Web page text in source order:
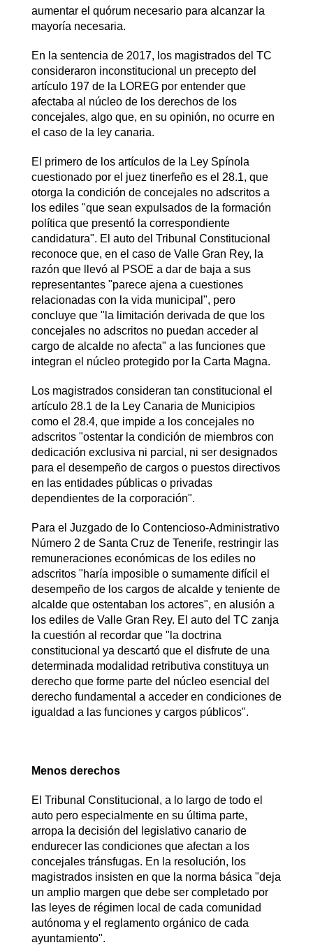
aumentar el quórum necesario para alcanzar la
mayoría necesaria.
En la sentencia de 2017, los magistrados del TC
consideraron inconstitucional un precepto del
artículo 197 de la LOREG por entender que
afectaba al núcleo de los derechos de los
concejales, algo que, en su opinión, no ocurre en
el caso de la ley canaria.
El primero de los artículos de la Ley Spínola
cuestionado por el juez tinerfeño es el 28.1, que
otorga la condición de concejales no adscritos a
los ediles "que sean expulsados de la formación
política que presentó la correspondiente
candidatura". El auto del Tribunal Constitucional
reconoce que, en el caso de Valle Gran Rey, la
razón que llevó al PSOE a dar de baja a sus
representantes "parece ajena a cuestiones
relacionadas con la vida municipal", pero
concluye que "la limitación derivada de que los
concejales no adscritos no puedan acceder al
cargo de alcalde no afecta" a las funciones que
integran el núcleo protegido por la Carta Magna.
Los magistrados consideran tan constitucional el
artículo 28.1 de la Ley Canaria de Municipios
como el 28.4, que impide a los concejales no
adscritos "ostentar la condición de miembros con
dedicación exclusiva ni parcial, ni ser designados
para el desempeño de cargos o puestos directivos
en las entidades públicas o privadas
dependientes de la corporación".
Para el Juzgado de lo Contencioso-Administrativo
Número 2 de Santa Cruz de Tenerife, restringir las
remuneraciones económicas de los ediles no
adscritos "haría imposible o sumamente difícil el
desempeño de los cargos de alcalde y teniente de
alcalde que ostentaban los actores", en alusión a
los ediles de Valle Gran Rey. El auto del TC zanja
la cuestión al recordar que "la doctrina
constitucional ya descartó que el disfrute de una
determinada modalidad retributiva constituya un
derecho que forme parte del núcleo esencial del
derecho fundamental a acceder en condiciones de
igualdad a las funciones y cargos públicos".
Menos derechos
El Tribunal Constitucional, a lo largo de todo el
auto pero especialmente en su última parte,
arropa la decisión del legislativo canario de
endurecer las condiciones que afectan a los
concejales tránsfugas. En la resolución, los
magistrados insisten en que la norma básica "deja
un amplio margen que debe ser completado por
las leyes de régimen local de cada comunidad
autónoma y el reglamento orgánico de cada
ayuntamiento".